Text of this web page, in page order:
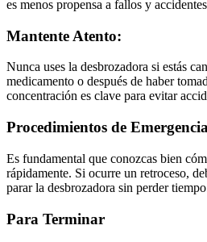
es menos propensa a fallos y
Mantente Atento:
Nunca uses la desbrozadora si estás
medicamento o después de haber
concentración es clave para evitar
Procedimientos de
Es fundamental que conozcas bien
rápidamente. Si ocurre un retroceso,
parar la desbrozadora sin perder
Para Terminar